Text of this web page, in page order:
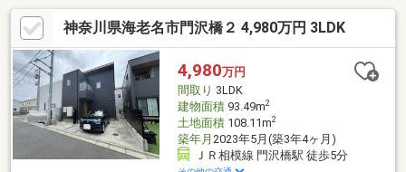
りと整った暮らしが実現可能です。■ご家族との時間も個人の時
間もどちらも大切にできる間取りです。■カースペースに2台駐車
可能(車種による)。■リビングにペアサッシが設置されており、防
音、断熱性に優れています。◆周辺環境◆・クリエイトS・D新え
びな中野店まで徒歩1分・セブンイレブン海老名中野店まで徒歩3
分・神奈川西郵便局まで徒歩12分
神奈川県海老名市門沢橋２ 4,980万円 3LDK
4,980万円
間取り 3LDK
建物面積93.49m2
土地面積108.11m2
築年月 2023年5月(築3年4ヶ月)
ＪＲ相模線 門沢橋駅 徒歩5分